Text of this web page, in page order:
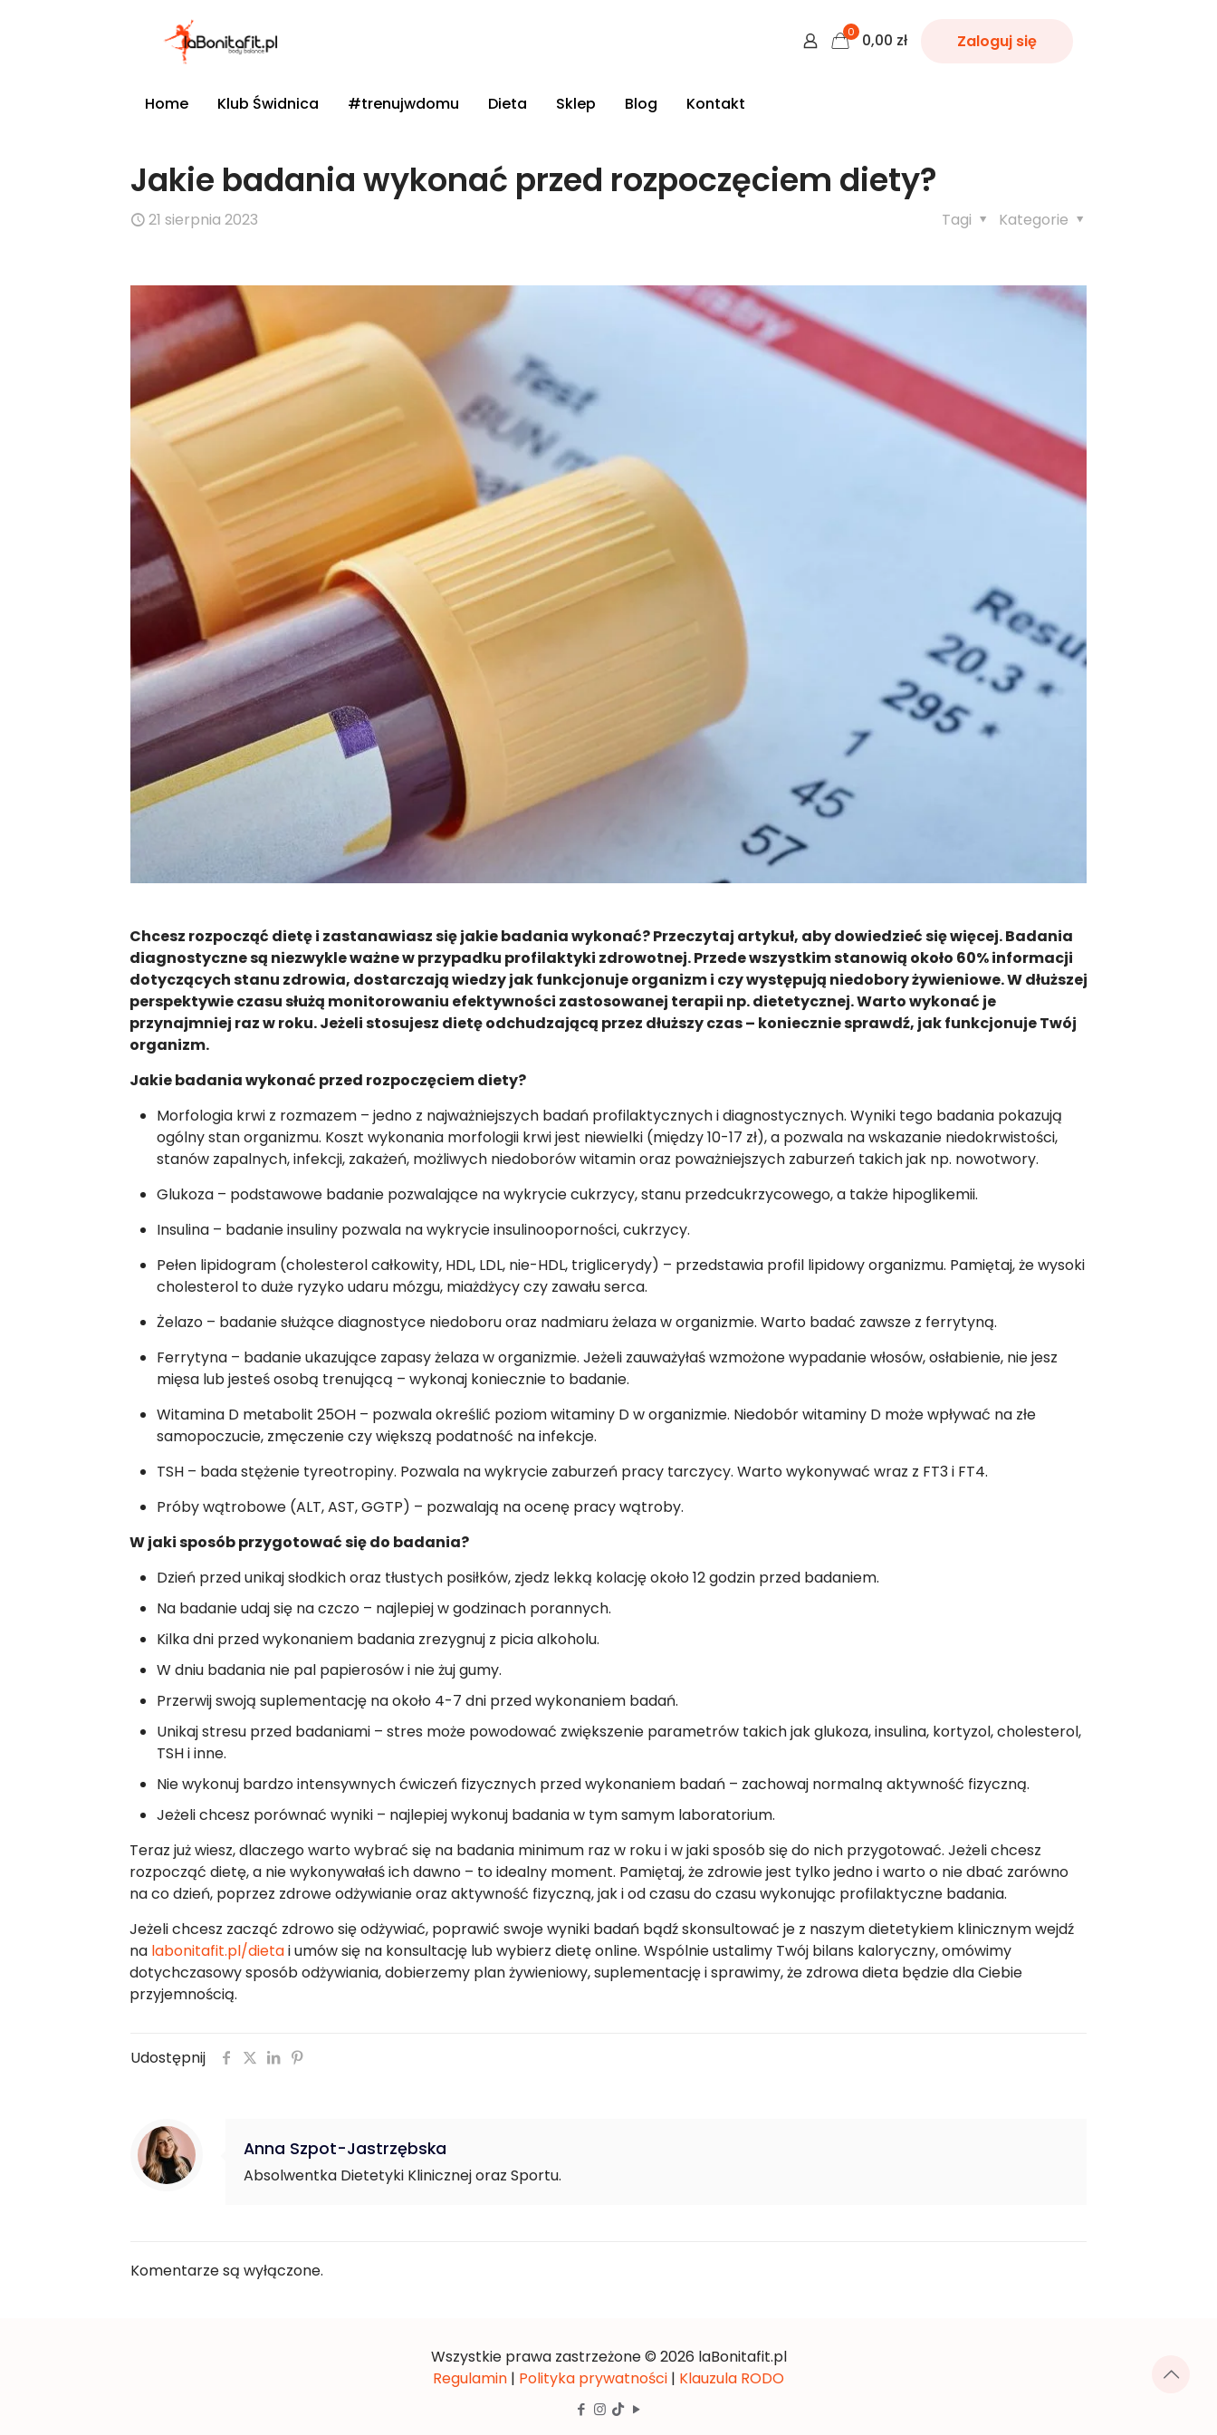
0 0,00 zł Zaloguj się
Home Klub Świdnica #trenujwdomu Dieta Sklep Blog Kontakt
Jakie badania wykonać przed rozpoczęciem diety?
21 sierpnia 2023 Kategorie
Tagi
Chcesz rozpocząć dietę i zastanawiasz się jakie badania wykonać? Przeczytaj artykuł, aby dowiedzieć się więcej. Badania
diagnostyczne są niezwykle ważne w przypadku profilaktyki zdrowotnej. Przede wszystkim stanowią około 60% informacji
dotyczących stanu zdrowia, dostarczają wiedzy jak funkcjonuje organizm i czy występują niedobory żywieniowe. W dłuższej
perspektywie czasu służą monitorowaniu efektywności zastosowanej terapii np. dietetycznej. Warto wykonać je
przynajmniej raz w roku. Jeżeli stosujesz dietę odchudzającą przez dłuższy czas – koniecznie sprawdź, jak funkcjonuje Twój
organizm.
Jakie badania wykonać przed rozpoczęciem diety?
Morfologia krwi z rozmazem – jedno z najważniejszych badań profilaktycznych i diagnostycznych. Wyniki tego badania pokazują
ogólny stan organizmu. Koszt wykonania morfologii krwi jest niewielki (między 10-17 zł), a pozwala na wskazanie niedokrwistości,
stanów zapalnych, infekcji, zakażeń, możliwych niedoborów witamin oraz poważniejszych zaburzeń takich jak np. nowotwory.
Glukoza – podstawowe badanie pozwalające na wykrycie cukrzycy, stanu przedcukrzycowego, a także hipoglikemii.
Insulina – badanie insuliny pozwala na wykrycie insulinooporności, cukrzycy.
Pełen lipidogram (cholesterol całkowity, HDL, LDL, nie-HDL, triglicerydy) – przedstawia profil lipidowy organizmu. Pamiętaj, że wysoki
cholesterol to duże ryzyko udaru mózgu, miażdżycy czy zawału serca.
Żelazo – badanie służące diagnostyce niedoboru oraz nadmiaru żelaza w organizmie. Warto badać zawsze z ferrytyną.
Ferrytyna – badanie ukazujące zapasy żelaza w organizmie. Jeżeli zauważyłaś wzmożone wypadanie włosów, osłabienie, nie jesz
mięsa lub jesteś osobą trenującą – wykonaj koniecznie to badanie.
Witamina D metabolit 25OH – pozwala określić poziom witaminy D w organizmie. Niedobór witaminy D może wpływać na złe
samopoczucie, zmęczenie czy większą podatność na infekcje.
TSH – bada stężenie tyreotropiny. Pozwala na wykrycie zaburzeń pracy tarczycy. Warto wykonywać wraz z FT3 i FT4.
Próby wątrobowe (ALT, AST, GGTP) – pozwalają na ocenę pracy wątroby.
W jaki sposób przygotować się do badania?
Dzień przed unikaj słodkich oraz tłustych posiłków, zjedz lekką kolację około 12 godzin przed badaniem.
Na badanie udaj się na czczo – najlepiej w godzinach porannych.
Kilka dni przed wykonaniem badania zrezygnuj z picia alkoholu.
W dniu badania nie pal papierosów i nie żuj gumy.
Przerwij swoją suplementację na około 4-7 dni przed wykonaniem badań.
Unikaj stresu przed badaniami – stres może powodować zwiększenie parametrów takich jak glukoza, insulina, kortyzol, cholesterol,
TSH i inne.
Nie wykonuj bardzo intensywnych ćwiczeń fizycznych przed wykonaniem badań – zachowaj normalną aktywność fizyczną.
Jeżeli chcesz porównać wyniki – najlepiej wykonuj badania w tym samym laboratorium.
Teraz już wiesz, dlaczego warto wybrać się na badania minimum raz w roku i w jaki sposób się do nich przygotować. Jeżeli chcesz
rozpocząć dietę, a nie wykonywałaś ich dawno – to idealny moment. Pamiętaj, że zdrowie jest tylko jedno i warto o nie dbać zarówno
na co dzień, poprzez zdrowe odżywianie oraz aktywność fizyczną, jak i od czasu do czasu wykonując profilaktyczne badania.
Jeżeli chcesz zacząć zdrowo się odżywiać, poprawić swoje wyniki badań bądź skonsultować je z naszym dietetykiem klinicznym wejdź
na labonitafit.pl/dietai umów się na konsultację lub wybierz dietę online. Wspólnie ustalimy Twój bilans kaloryczny, omówimy
dotychczasowy sposób odżywiania, dobierzemy plan żywieniowy, suplementację i sprawimy, że zdrowa dieta będzie dla Ciebie
przyjemnością.
Udostępnij
Anna Szpot-Jastrzębska
Absolwentka Dietetyki Klinicznej oraz Sportu.
Komentarze są wyłączone.
Wszystkie prawa zastrzeżone © 2026 laBonitafit.pl
Regulamin | Polityka prywatności | Klauzula RODO